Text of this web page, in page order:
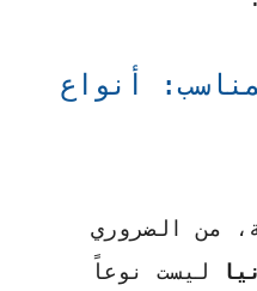
أنواع
من الضروري
ليست نوعاً